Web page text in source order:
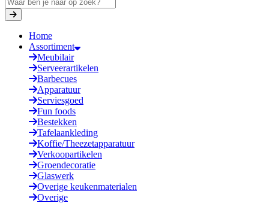
Home
Assortiment
Meubilair
Serveerartikelen
Barbecues
Apparatuur
Serviesgoed
Fun foods
Bestekken
Tafelaankleding
Koffie/Theezetapparatuur
Verkoopartikelen
Groendecoratie
Glaswerk
Overige keukenmaterialen
Overige